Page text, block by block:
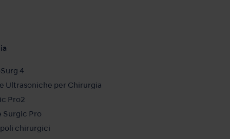
4
Ultrasoniche per Chirurgia
Pro2
Surgic Pro
chirurgici